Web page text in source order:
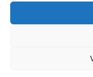
significativamente la
Distímia
Forma crónica de
síntomas
que afectan el